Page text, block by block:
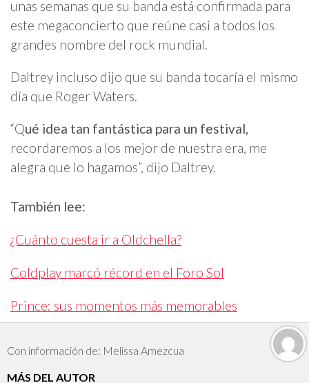
unas semanas que su banda está confirmada para
este megaconcierto que reúne casi a todos los
grandes nombre del rock mundial.
Daltrey incluso dijo que su banda tocaría el mismo
día que Roger Waters.
“Qué idea tan fantástica para un festival,
recordaremos a los mejor de nuestra era, me
alegra que lo hagamos”, dijo Daltrey.
También lee:
¿Cuánto cuesta ir a Oldchella?
Coldplay marcó récord en el Foro Sol
Prince: sus momentos más memorables
Con información de: Melissa Amezcua
MÁS DEL AUTOR